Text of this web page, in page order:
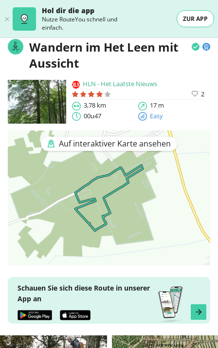
Hol dir die app
Nutze RouteYou schnell und
einfach.
ZUR APP
Wandern im Het Leen mit
Aussicht
HLN - Het Laatste Nieuws
2
3,78 km
17 m
00u47
Easy
Auf interaktiver Karte ansehen
Schauen Sie sich diese Route in unserer
App an